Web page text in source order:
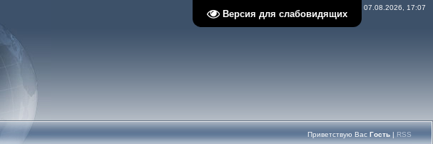
Версия для слабовидящих
Пятница, 07.08.2026, 17:07
Приветствую Вас Гость | RSS